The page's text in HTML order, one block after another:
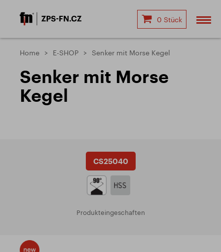
0 Stück
Home E-SHOP Senker mit Morse Kegel
Senker mit Morse
Kegel
CS25040
Produkteingeschaften